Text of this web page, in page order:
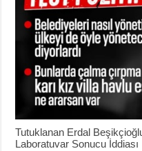
Tutuklanan Erdal
Laboratuvar Sonucu İddiası